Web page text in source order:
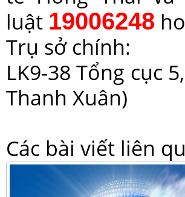
luật 19006248
Trụ sở chính:
LK9-38 Tổng cục
Thanh Xuân)
Các bài viết liên